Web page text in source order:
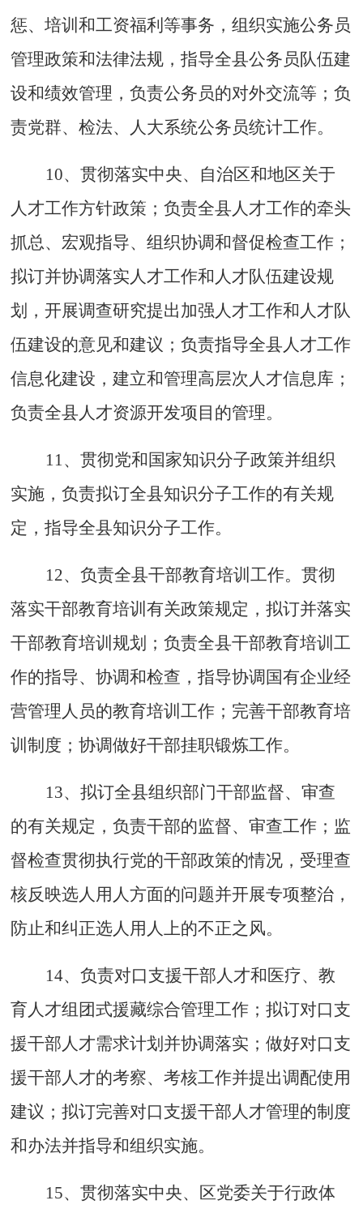
惩、培训和工资福利等事务，组织实施公务员
管理政策和法律法规，指导全县公务员队伍建
设和绩效管理，负责公务员的对外交流等；负
责党群、检法、人大系统公务员统计工作。
10、贯彻落实中央、自治区和地区关于
人才工作方针政策；负责全县人才工作的牵头
抓总、宏观指导、组织协调和督促检查工作；
拟订并协调落实人才工作和人才队伍建设规
划，开展调查研究提出加强人才工作和人才队
伍建设的意见和建议；负责指导全县人才工作
信息化建设，建立和管理高层次人才信息库；
负责全县人才资源开发项目的管理。
11、贯彻党和国家知识分子政策并组织
实施，负责拟订全县知识分子工作的有关规
定，指导全县知识分子工作。
12、负责全县干部教育培训工作。贯彻
落实干部教育培训有关政策规定，拟订并落实
干部教育培训规划；负责全县干部教育培训工
作的指导、协调和检查，指导协调国有企业经
营管理人员的教育培训工作；完善干部教育培
训制度；协调做好干部挂职锻炼工作。
13、拟订全县组织部门干部监督、审查
的有关规定，负责干部的监督、审查工作；监
督检查贯彻执行党的干部政策的情况，受理查
核反映选人用人方面的问题并开展专项整治，
防止和纠正选人用人上的不正之风。
14、负责对口支援干部人才和医疗、教
育人才组团式援藏综合管理工作；拟订对口支
援干部人才需求计划并协调落实；做好对口支
援干部人才的考察、考核工作并提出调配使用
建议；拟订完善对口支援干部人才管理的制度
和办法并指导和组织实施。
15、贯彻落实中央、区党委关于行政体